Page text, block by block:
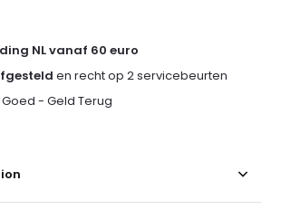
NL vanaf 60 euro
en recht op 2 servicebeurten
- Geld Terug